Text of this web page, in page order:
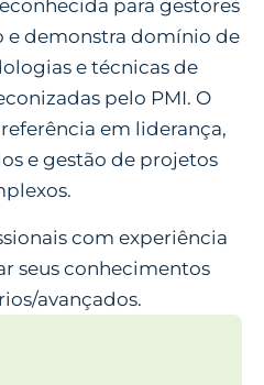
para gestores
e demonstra domínio de
e técnicas de
pelo PMI. O
em liderança,
e gestão de projetos
com experiência
seus conhecimentos
avançados.